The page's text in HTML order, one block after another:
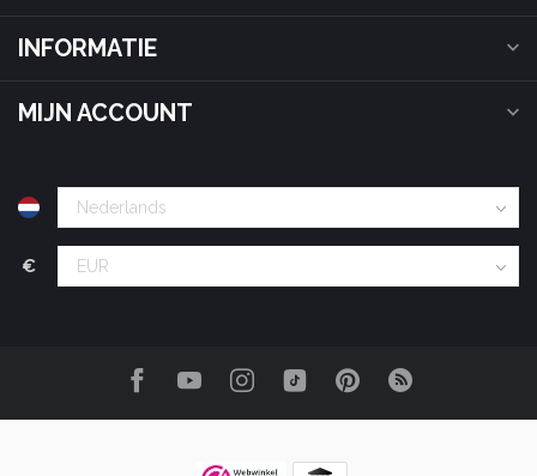
INFORMATIE
MIJN ACCOUNT
€